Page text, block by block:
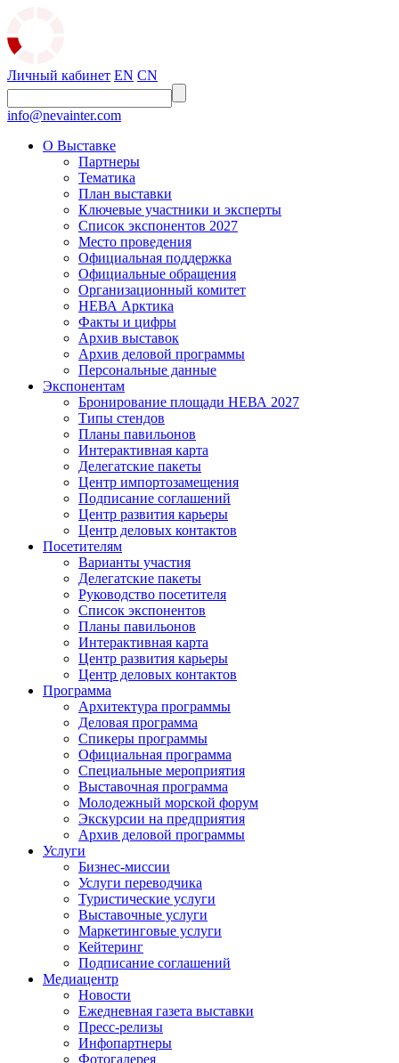
Личный кабинет EN CN
info@nevainter.com
О Выставке
Партнеры
Тематика
План выставки
Ключевые участники и эксперты
Список экспонентов 2027
Место проведения
Официальная поддержка
Официальные обращения
Организационный комитет
НЕВА Арктика
Факты и цифры
Архив выставок
Архив деловой программы
Персональные данные
Экспонентам
Бронирование площади НЕВА 2027
Типы стендов
Планы павильонов
Интерактивная карта
Делегатские пакеты
Центр импортозамещения
Подписание соглашений
Центр развития карьеры
Центр деловых контактов
Посетителям
Варианты участия
Делегатские пакеты
Руководство посетителя
Список экспонентов
Планы павильонов
Интерактивная карта
Центр развития карьеры
Центр деловых контактов
Программа
Архитектура программы
Деловая программа
Спикеры программы
Официальная программа
Специальные мероприятия
Выставочная программа
Молодежный морской форум
Экскурсии на предприятия
Архив деловой программы
Услуги
Бизнес-миссии
Услуги переводчика
Туристические услуги
Выставочные услуги
Маркетинговые услуги
Кейтеринг
Подписание соглашений
Медиацентр
Новости
Ежедневная газета выставки
Пресс-релизы
Инфопартнеры
Фотогалерея